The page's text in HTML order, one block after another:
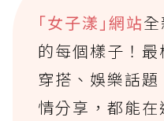
｢女子漾｣網站
的每個樣子！
穿搭、娛樂話
情分享，都能